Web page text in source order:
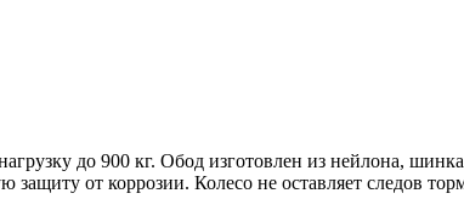
до 900 кг. Обод изготовлен из нейлона,
от коррозии. Колесо не оставляет следов